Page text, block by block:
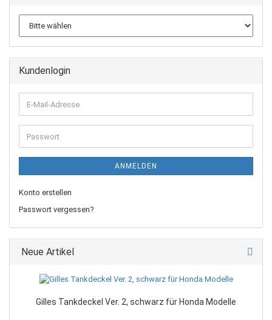
Kundenlogin
E-
Mail-
Adresse
Passwort
ANMELDEN
Konto erstellen
Passwort vergessen?
Neue Artikel
Gilles Tankdeckel Ver. 2, schwarz für Honda Modelle